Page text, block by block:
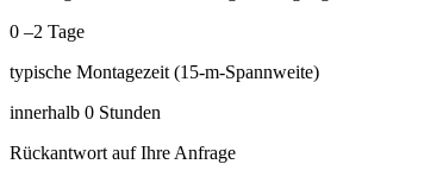
0 –2 Tage
typische Montagezeit (15-m-Spannweite)
innerhalb 0 Stunden
Rückantwort auf Ihre Anfrage